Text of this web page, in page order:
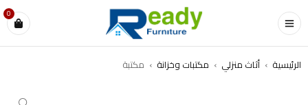
0
الرئيسية › أثاث منزلي › مكتبات وخزانة › مكتبة